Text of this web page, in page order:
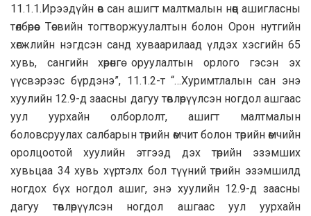
11.1.1.Ирээдүйн өв сан ашигт малтмалын нөөц ашигласны
төлбөрөөс Төсвийн тогтворжуулалтын болон Орон нутгийн
хөгжлийн нэгдсэн санд хуваарилаад үлдэх хэсгийн 65
хувь, сангийн хөрөнгө оруулалтын орлого гэсэн эх
үүсвэрээс бүрдэнэ”, 11.1.2-т “…Хуримтлалын сан энэ
хуулийн 12.9-д заасны дагуу төвлөрүүлсэн ногдол ашгаас
уул уурхайн олборлолт, ашигт малтмалын
боловсруулах салбарын төрийн өмчит болон төрийн өмчийн
оролцоотой хуулийн этгээд дэх төрийн эзэмших
хувьцаа 34 хувь хүртэлх бол түүний төрийн эзэмшилд
ногдох бүх ногдол ашиг, энэ хуулийн 12.9-д заасны
дагуу төвлөрүүлсэн ногдол ашгаас уул уурхайн